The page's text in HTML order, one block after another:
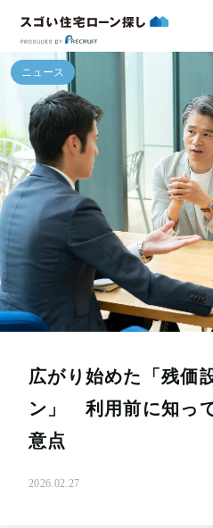
広がり始めた「残価
ン」 利用前に知っ
意点
2026.02.27